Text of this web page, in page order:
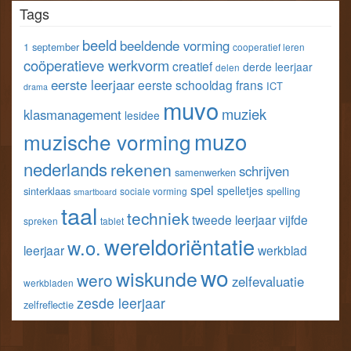
van
klastools
Facebook
TwitterPinterest
LinkedIn
Tags
1 september beeld beeldende vorming cooperatief leren
coöperatieve werkvorm creatief delen derde leerjaar
drama eerste leerjaareerste schooldag frans ICT
klasmanagement lesidee muvo muziek
muzische vorming muzo
nederlandsrekenen samenwerken schrijven
sinterklaas smartboard sociale vorming spel spelletjes spelling
spreken taal tablet techniektweede leerjaarvijfde
leerjaarw.o.wereldoriëntatie werkblad
werkbladen werowiskundewo zelfevaluatie
zelfreflectie zesde leerjaar